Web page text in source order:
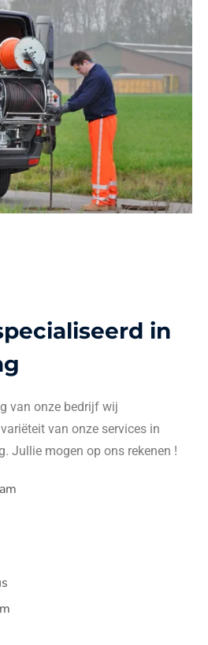
in
van onze bedrijf wij
van onze services in
Jullie mogen op ons rekenen !